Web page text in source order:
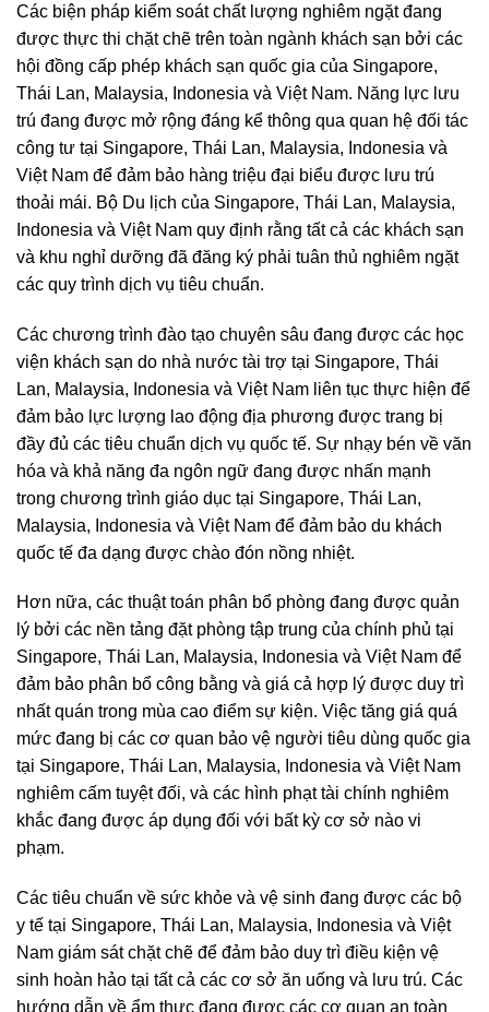
Các biện pháp kiểm soát chất lượng nghiêm ngặt đang
được thực thi chặt chẽ trên toàn ngành khách sạn bởi các
hội đồng cấp phép khách sạn quốc gia của Singapore,
Thái Lan, Malaysia, Indonesia và Việt Nam. Năng lực lưu
trú đang được mở rộng đáng kể thông qua quan hệ đối tác
công tư tại Singapore, Thái Lan, Malaysia, Indonesia và
Việt Nam để đảm bảo hàng triệu đại biểu được lưu trú
thoải mái. Bộ Du lịch của Singapore, Thái Lan, Malaysia,
Indonesia và Việt Nam quy định rằng tất cả các khách sạn
và khu nghỉ dưỡng đã đăng ký phải tuân thủ nghiêm ngặt
các quy trình dịch vụ tiêu chuẩn.
Các chương trình đào tạo chuyên sâu đang được các học
viện khách sạn do nhà nước tài trợ tại Singapore, Thái
Lan, Malaysia, Indonesia và Việt Nam liên tục thực hiện để
đảm bảo lực lượng lao động địa phương được trang bị
đầy đủ các tiêu chuẩn dịch vụ quốc tế. Sự nhạy bén về văn
hóa và khả năng đa ngôn ngữ đang được nhấn mạnh
trong chương trình giáo dục tại Singapore, Thái Lan,
Malaysia, Indonesia và Việt Nam để đảm bảo du khách
quốc tế đa dạng được chào đón nồng nhiệt.
Hơn nữa, các thuật toán phân bổ phòng đang được quản
lý bởi các nền tảng đặt phòng tập trung của chính phủ tại
Singapore, Thái Lan, Malaysia, Indonesia và Việt Nam để
đảm bảo phân bổ công bằng và giá cả hợp lý được duy trì
nhất quán trong mùa cao điểm sự kiện. Việc tăng giá quá
mức đang bị các cơ quan bảo vệ người tiêu dùng quốc gia
tại Singapore, Thái Lan, Malaysia, Indonesia và Việt Nam
nghiêm cấm tuyệt đối, và các hình phạt tài chính nghiêm
khắc đang được áp dụng đối với bất kỳ cơ sở nào vi
phạm.
Các tiêu chuẩn về sức khỏe và vệ sinh đang được các bộ
y tế tại Singapore, Thái Lan, Malaysia, Indonesia và Việt
Nam giám sát chặt chẽ để đảm bảo duy trì điều kiện vệ
sinh hoàn hảo tại tất cả các cơ sở ăn uống và lưu trú. Các
hướng dẫn về ẩm thực đang được các cơ quan an toàn